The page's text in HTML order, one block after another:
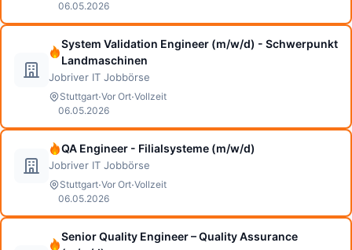
06.05.2026
System Validation Engineer (m/w/d) - Schwerpunkt
Landmaschinen
Jobriver IT Jobbörse
Stuttgart·Vor Ort·Vollzeit
06.05.2026
QA Engineer - Filialsysteme (m/w/d)
Jobriver IT Jobbörse
Stuttgart·Vor Ort·Vollzeit
06.05.2026
Senior Quality Engineer – Quality Assurance